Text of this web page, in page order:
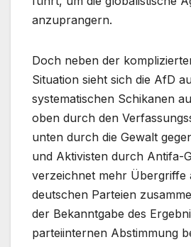
anzuprangern.
Doch neben der
Situation sieht sich die AfD
systematischen Schikanen
oben durch den
unten durch die Gewalt
und Aktivisten durch Antifa-
verzeichnet mehr Übergriffe
deutschen Parteien
der Bekanntgabe des
parteiinternen Abstimmung